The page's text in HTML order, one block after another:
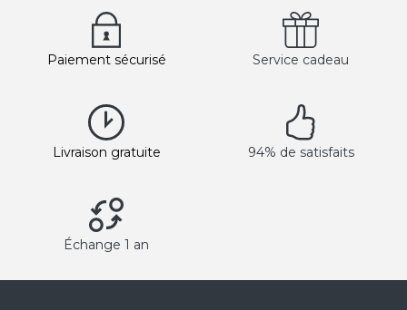
Paiement sécurisé Service cadeau
Livraison gratuite 94% de satisfaits
Échange 1 an